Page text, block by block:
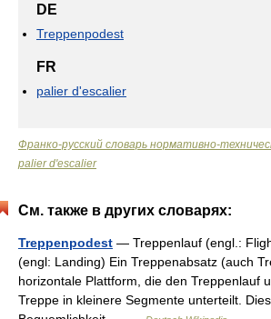
DE
Treppenpodest
FR
palier d'escalier
Франко-русский словарь нормативно-
palier d'escalier
См. также в других словарях:
Treppenpodest — Treppenlauf (engl.:
(engl: Landing) Ein Treppenabsatz (auch
horizontale Plattform, die den Treppenlauf
Treppe in kleinere Segmente unterteilt.